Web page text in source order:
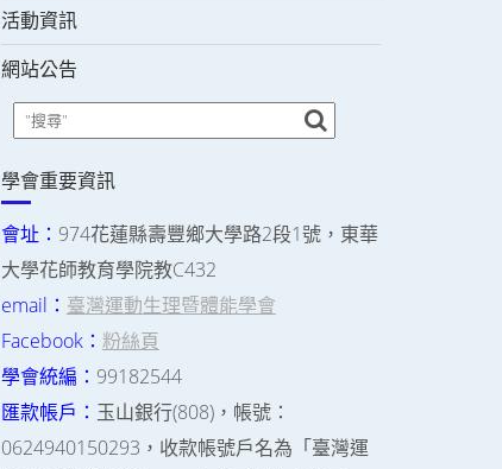
活動資訊
網站公告
學會重要資訊
會址： 974花蓮縣壽豐鄉大學路2段1號，東華
大學花師教育學院教C432
email： 臺灣運動生理暨體能學會
Facebook： 粉絲頁
學會統編： 99182544
匯款帳戶： 玉山銀行(808)，帳號：
0624940150293，收款帳號戶名為「臺灣運